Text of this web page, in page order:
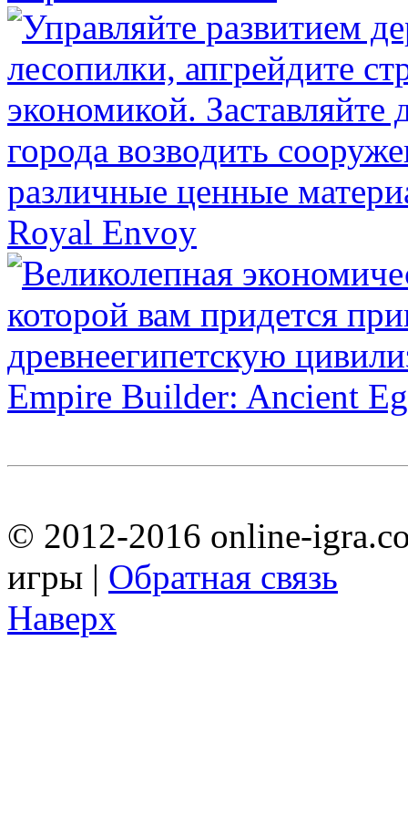
Royal Envoy
Empire Builder: Ancient
© 2012-2016 online-
игры | Обратная связь
Наверх